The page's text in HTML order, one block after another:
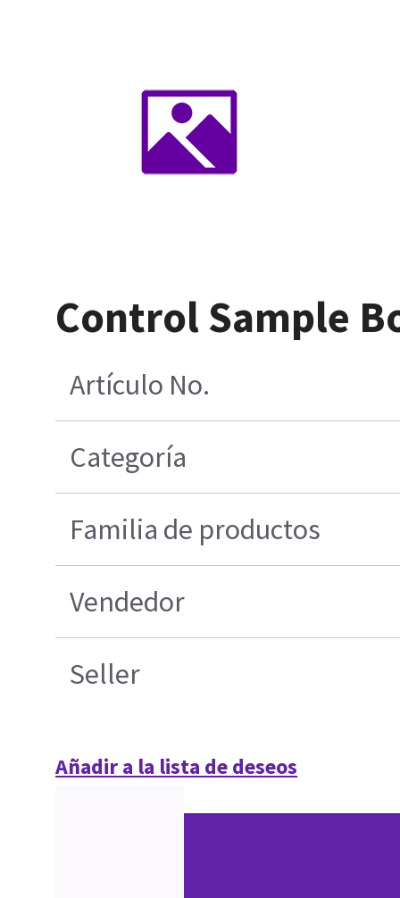
Control Sample
Artículo No.
Categoría
Familia de productos
Vendedor
Seller
Añadir a la lista de deseos